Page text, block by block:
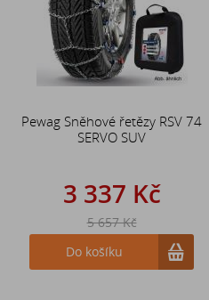
Pewag Sněhové řetězy RSV 74
SERVO SUV
3 337 Kč
5 657 Kč
Do košíku